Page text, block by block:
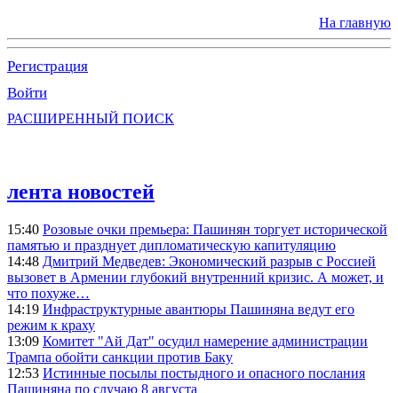
На главную
Регистрация
Войти
РАСШИРЕННЫЙ ПОИСК
лента новостей
15:40 Розовые очки премьера: Пашинян торгует исторической
памятью и празднует дипломатическую капитуляцию
14:48 Дмитрий Медведев: Экономический разрыв с Россией
вызовет в Армении глубокий внутренний кризис. А может, и
что похуже…
14:19 Инфраструктурные авантюры Пашиняна ведут его
режим к краху
13:09 Комитет "Ай Дат" осудил намерение администрации
Трампа обойти санкции против Баку
12:53 Истинные посылы постыдного и опасного послания
Пашиняна по случаю 8 августа